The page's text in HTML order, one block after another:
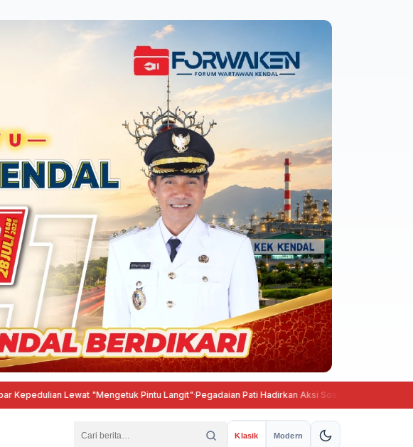
Lewat "Mengetuk Pintu Langit"· Pegadaian Pati Hadirkan Aksi Sosial, Tebar Manfaat untuk
Klasik Modern